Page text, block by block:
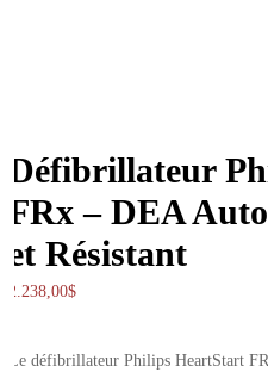
Défibrillateur
FRx – DEA
et Résistant
2.238,00$
Le défibrillateur Philips HeartStart